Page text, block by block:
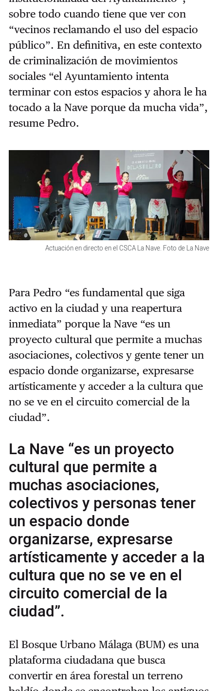
sobre todo cuando tiene que ver con
“vecinos reclamando el uso del espacio
público”. En definitiva, en este contexto
de criminalización de movimientos
sociales “el Ayuntamiento intenta
terminar con estos espacios y ahora le ha
tocado a la Nave porque da mucha vida”,
resume Pedro.
Actuación en directo en el CSCA La Nave. Foto de La Nave
Para Pedro “es fundamental que siga
activo en la ciudad y una reapertura
inmediata” porque la Nave “es un
proyecto cultural que permite a muchas
asociaciones, colectivos y gente tener un
espacio donde organizarse, expresarse
artísticamente y acceder a la cultura que
no se ve en el circuito comercial de la
ciudad”.
La Nave “es un proyecto
cultural que permite a
muchas asociaciones,
colectivos y personas tener
un espacio donde
organizarse, expresarse
artísticamente y acceder a la
cultura que no se ve en el
circuito comercial de la
ciudad”.
El Bosque Urbano Málaga (BUM) es una
plataforma ciudadana que busca
convertir en área forestal un terreno